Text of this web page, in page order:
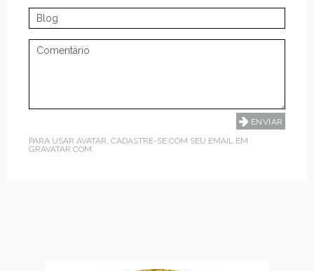
PARA USAR AVATAR, CADASTRE-SE COM SEU EMAIL EM
GRAVATAR.COM